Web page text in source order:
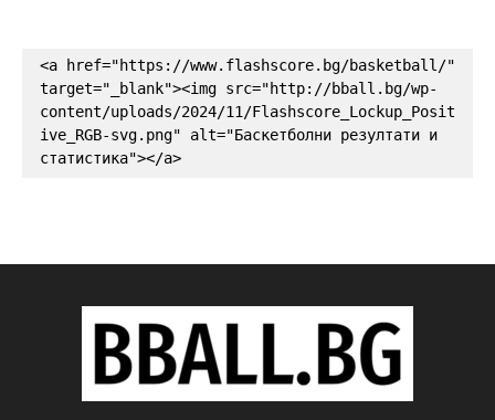
<a href="https://www.flashscore.bg/basketball/"
target="_blank"><img src="http://bball.bg/wp-
content/uploads/2024/11/Flashscore_Lockup_Posit
ive_RGB-svg.png" alt="Баскетболни резултати и
статистика"></a>